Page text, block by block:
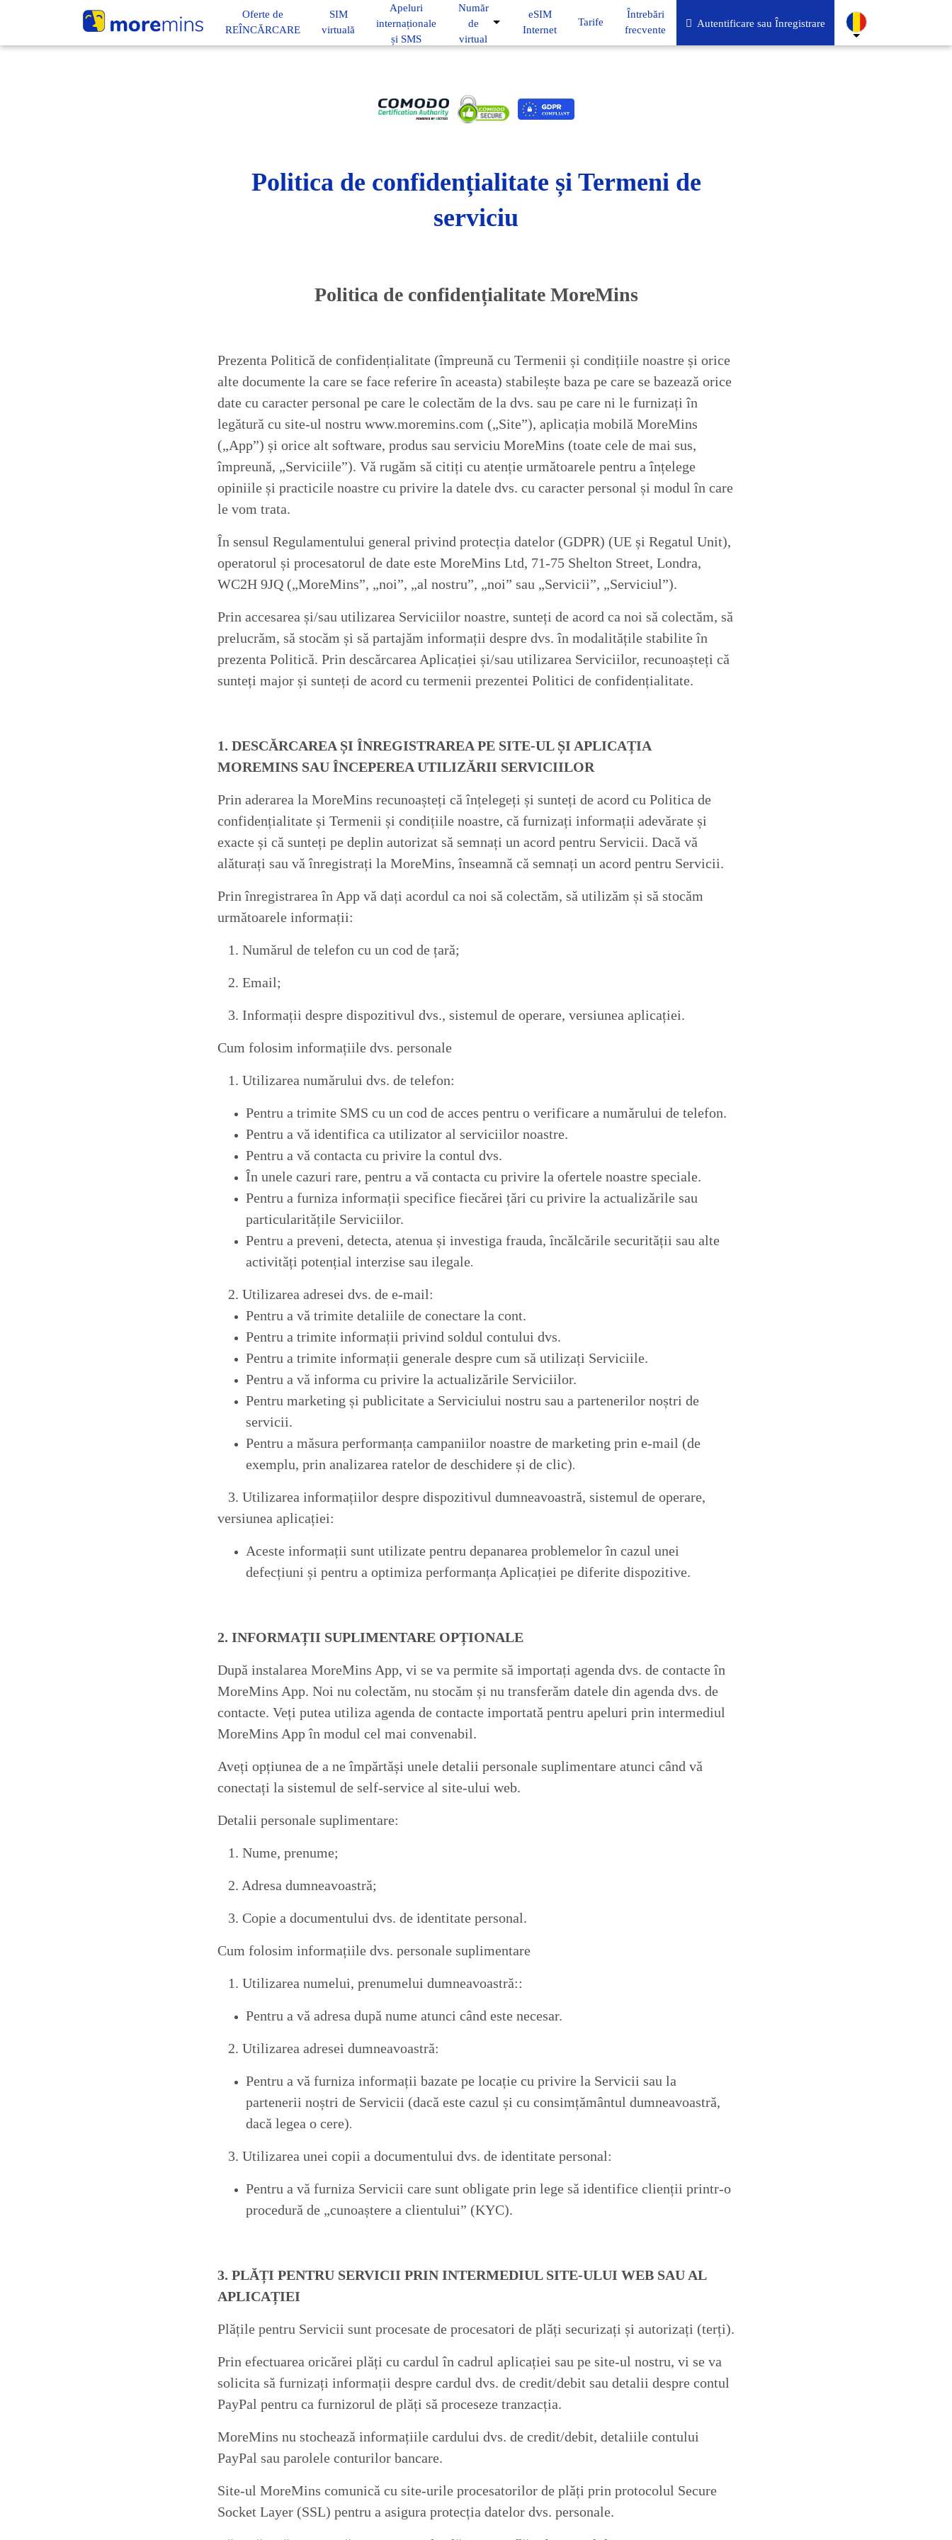
Oferte de
REÎNCĂRCARE
SIM
virtuală
Apeluri
internaționale
și SMS
Număr
de
virtual
eSIM
Internet
Tarife
Întrebări
frecvente
Autentificare sau Înregistrare
Politica de confidențialitate și Termeni de
serviciu
Politica de confidențialitate MoreMins
Prezenta Politică de confidențialitate (împreună cu Termenii și condițiile noastre și orice
alte documente la care se face referire în aceasta) stabilește baza pe care se bazează orice
date cu caracter personal pe care le colectăm de la dvs. sau pe care ni le furnizați în
legătură cu site-ul nostru www.moremins.com („Site”), aplicația mobilă MoreMins
(„App”) și orice alt software, produs sau serviciu MoreMins (toate cele de mai sus,
împreună, „Serviciile”). Vă rugăm să citiți cu atenție următoarele pentru a înțelege
opiniile și practicile noastre cu privire la datele dvs. cu caracter personal și modul în care
le vom trata.
În sensul Regulamentului general privind protecția datelor (GDPR) (UE și Regatul Unit),
operatorul și procesatorul de date este MoreMins Ltd, 71-75 Shelton Street, Londra,
WC2H 9JQ („MoreMins”, „noi”, „al nostru”, „noi” sau „Servicii”, „Serviciul”).
Prin accesarea și/sau utilizarea Serviciilor noastre, sunteți de acord ca noi să colectăm, să
prelucrăm, să stocăm și să partajăm informații despre dvs. în modalitățile stabilite în
prezenta Politică. Prin descărcarea Aplicației și/sau utilizarea Serviciilor, recunoașteți că
sunteți major și sunteți de acord cu termenii prezentei Politici de confidențialitate.
1. DESCĂRCAREA ȘI ÎNREGISTRAREA PE SITE-UL ȘI APLICAȚIA
MOREMINS SAU ÎNCEPEREA UTILIZĂRII SERVICIILOR
Prin aderarea la MoreMins recunoașteți că înțelegeți și sunteți de acord cu Politica de
confidențialitate și Termenii și condițiile noastre, că furnizați informații adevărate și
exacte și că sunteți pe deplin autorizat să semnați un acord pentru Servicii. Dacă vă
alăturați sau vă înregistrați la MoreMins, înseamnă că semnați un acord pentru Servicii.
Prin înregistrarea în App vă dați acordul ca noi să colectăm, să utilizăm și să stocăm
următoarele informații:
1. Numărul de telefon cu un cod de țară;
2. Email;
3. Informații despre dispozitivul dvs., sistemul de operare, versiunea aplicației.
Cum folosim informațiile dvs. personale
1. Utilizarea numărului dvs. de telefon:
Pentru a trimite SMS cu un cod de acces pentru o verificare a numărului de telefon.
Pentru a vă identifica ca utilizator al serviciilor noastre.
Pentru a vă contacta cu privire la contul dvs.
În unele cazuri rare, pentru a vă contacta cu privire la ofertele noastre speciale.
Pentru a furniza informații specifice fiecărei țări cu privire la actualizările sau
particularitățile Serviciilor.
Pentru a preveni, detecta, atenua și investiga frauda, încălcările securității sau alte
activități potențial interzise sau ilegale.
2. Utilizarea adresei dvs. de e-mail:
Pentru a vă trimite detaliile de conectare la cont.
Pentru a trimite informații privind soldul contului dvs.
Pentru a trimite informații generale despre cum să utilizați Serviciile.
Pentru a vă informa cu privire la actualizările Serviciilor.
Pentru marketing și publicitate a Serviciului nostru sau a partenerilor noștri de
servicii.
Pentru a măsura performanța campaniilor noastre de marketing prin e-mail (de
exemplu, prin analizarea ratelor de deschidere și de clic).
3. Utilizarea informațiilor despre dispozitivul dumneavoastră, sistemul de operare,
versiunea aplicației:
Aceste informații sunt utilizate pentru depanarea problemelor în cazul unei
defecțiuni și pentru a optimiza performanța Aplicației pe diferite dispozitive.
2. INFORMAȚII SUPLIMENTARE OPȚIONALE
După instalarea MoreMins App, vi se va permite să importați agenda dvs. de contacte în
MoreMins App. Noi nu colectăm, nu stocăm și nu transferăm datele din agenda dvs. de
contacte. Veți putea utiliza agenda de contacte importată pentru apeluri prin intermediul
MoreMins App în modul cel mai convenabil.
Aveți opțiunea de a ne împărtăși unele detalii personale suplimentare atunci când vă
conectați la sistemul de self-service al site-ului web.
Detalii personale suplimentare:
1. Nume, prenume;
2. Adresa dumneavoastră;
3. Copie a documentului dvs. de identitate personal.
Cum folosim informațiile dvs. personale suplimentare
1. Utilizarea numelui, prenumelui dumneavoastră::
Pentru a vă adresa după nume atunci când este necesar.
2. Utilizarea adresei dumneavoastră:
Pentru a vă furniza informații bazate pe locație cu privire la Servicii sau la
partenerii noștri de Servicii (dacă este cazul și cu consimțământul dumneavoastră,
dacă legea o cere).
3. Utilizarea unei copii a documentului dvs. de identitate personal:
Pentru a vă furniza Servicii care sunt obligate prin lege să identifice clienții printr-o
procedură de „cunoaștere a clientului” (KYC).
3. PLĂȚI PENTRU SERVICII PRIN INTERMEDIUL SITE-ULUI WEB SAU AL
APLICAȚIEI
Plățile pentru Servicii sunt procesate de procesatori de plăți securizați și autorizați (terți).
Prin efectuarea oricărei plăți cu cardul în cadrul aplicației sau pe site-ul nostru, vi se va
solicita să furnizați informații despre cardul dvs. de credit/debit sau detalii despre contul
PayPal pentru ca furnizorul de plăți să proceseze tranzacția.
MoreMins nu stochează informațiile cardului dvs. de credit/debit, detaliile contului
PayPal sau parolele conturilor bancare.
Site-ul MoreMins comunică cu site-urile procesatorilor de plăți prin protocolul Secure
Socket Layer (SSL) pentru a asigura protecția datelor dvs. personale.